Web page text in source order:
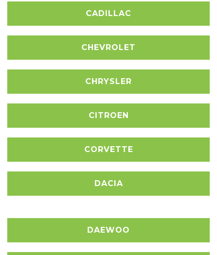
CADILLAC
CHEVROLET
CHRYSLER
CITROEN
CORVETTE
DACIA
DAEWOO